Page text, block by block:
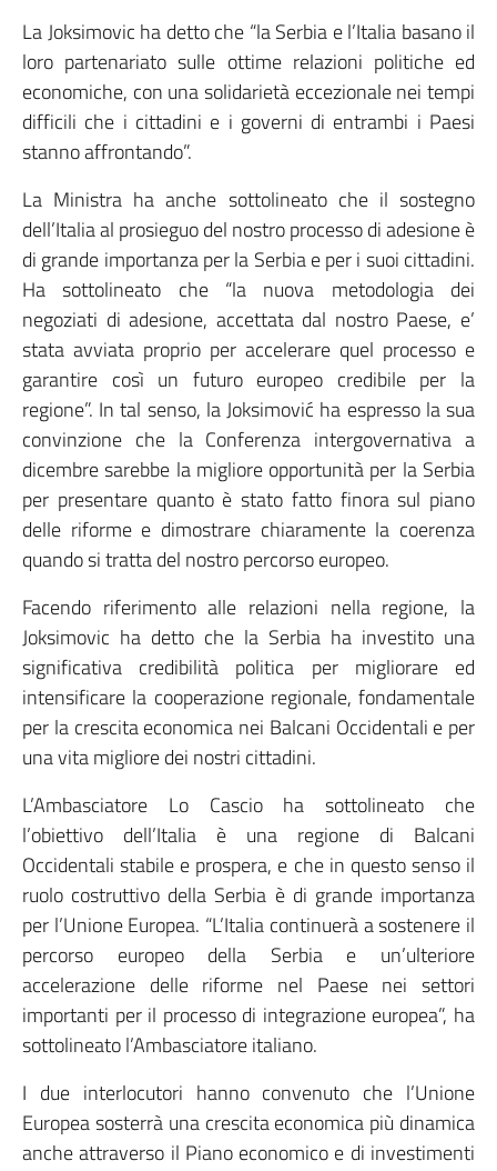
La Joksimovic ha detto che “la Serbia e l’Italia basano il
loro partenariato sulle ottime relazioni politiche ed
economiche, con una solidarietà eccezionale nei tempi
difficili che i cittadini e i governi di entrambi i Paesi
stanno affrontando”.
La Ministra ha anche sottolineato che il sostegno
dell’Italia al prosieguo del nostro processo di adesione è
di grande importanza per la Serbia e per i suoi cittadini.
Ha sottolineato che “la nuova metodologia dei
negoziati di adesione, accettata dal nostro Paese, e’
stata avviata proprio per accelerare quel processo e
garantire così un futuro europeo credibile per la
regione”. In tal senso, la Joksimović ha espresso la sua
convinzione che la Conferenza intergovernativa a
dicembre sarebbe la migliore opportunità per la Serbia
per presentare quanto è stato fatto finora sul piano
delle riforme e dimostrare chiaramente la coerenza
quando si tratta del nostro percorso europeo.
Facendo riferimento alle relazioni nella regione, la
Joksimovic ha detto che la Serbia ha investito una
significativa credibilità politica per migliorare ed
intensificare la cooperazione regionale, fondamentale
per la crescita economica nei Balcani Occidentali e per
una vita migliore dei nostri cittadini.
L’Ambasciatore Lo Cascio ha sottolineato che
l’obiettivo dell’Italia è una regione di Balcani
Occidentali stabile e prospera, e che in questo senso il
ruolo costruttivo della Serbia è di grande importanza
per l’Unione Europea. “L’Italia continuerà a sostenere il
percorso europeo della Serbia e un’ulteriore
accelerazione delle riforme nel Paese nei settori
importanti per il processo di integrazione europea”, ha
sottolineato l’Ambasciatore italiano.
I due interlocutori hanno convenuto che l’Unione
Europea sosterrà una crescita economica più dinamica
anche attraverso il Piano economico e di investimenti